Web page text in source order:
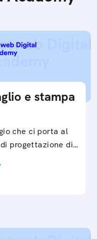
e stampa
che ci porta al
progettazione di